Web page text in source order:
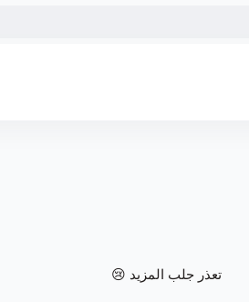
تعذر جلب المزيد 😢